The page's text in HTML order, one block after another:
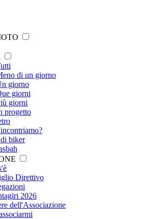
di un giorno
giorno
giorni
giorni
progetto
biker
Direttivo
2026
dell'Associazione